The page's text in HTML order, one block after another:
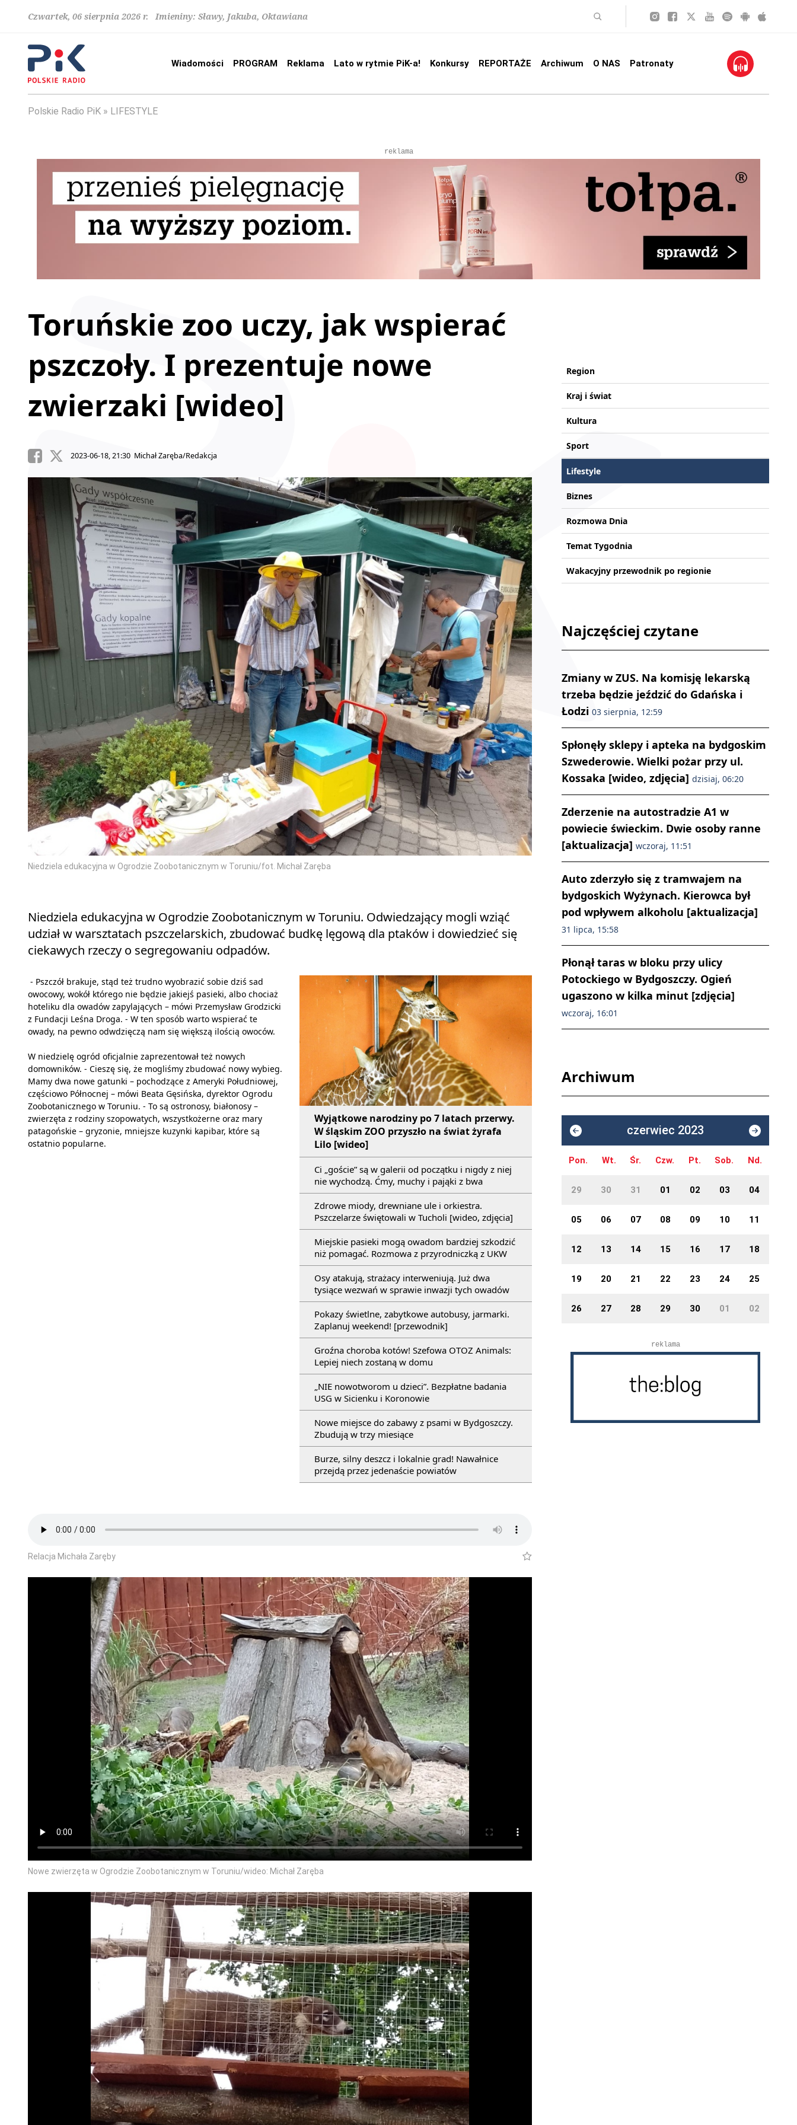
Czwartek, 06 sierpnia 2026 r. Imieniny: Sławy, Jakuba, Oktawiana
Wiadomości PROGRAM Reklama Lato w rytmie PiK-a! Konkursy REPORTAŻE Archiwum O NAS Patronaty
Polskie Radio PiK LIFESTYLE
reklama
Toruńskie zoo uczy, jak wspierać
pszczoły. I prezentuje nowe
zwierzaki [wideo]
2023-06-18, 21:30 Michał Zaręba/Redakcja
Niedziela edukacyjna w Ogrodzie Zoobotanicznym w Toruniu/fot. Michał Zaręba
Niedziela edukacyjna w Ogrodzie Zoobotanicznym w Toruniu. Odwiedzający mogli wziąć
udział w warsztatach pszczelarskich, zbudować budkę lęgową dla ptaków i dowiedzieć się
ciekawych rzeczy o segregowaniu odpadów.
Wyjątkowe narodziny po 7 latach przerwy.
W śląskim ZOO przyszło na świat żyrafa
Lilo [wideo]
Ci „goście” są w galerii od początku i nigdy z niej
nie wychodzą. Ćmy, muchy i pająki z bwa
Zdrowe miody, drewniane ule i orkiestra.
Pszczelarze świętowali w Tucholi [wideo, zdjęcia]
Miejskie pasieki mogą owadom bardziej szkodzić
niż pomagać. Rozmowa z przyrodniczką z UKW
Osy atakują, strażacy interweniują. Już dwa
tysiące wezwań w sprawie inwazji tych owadów
Pokazy świetlne, zabytkowe autobusy, jarmarki.
Zaplanuj weekend! [przewodnik]
Groźna choroba kotów! Szefowa OTOZ Animals:
Lepiej niech zostaną w domu
„NIE nowotworom u dzieci”. Bezpłatne badania
USG w Sicienku i Koronowie
Nowe miejsce do zabawy z psami w Bydgoszczy.
Zbudują w trzy miesiące
Burze, silny deszcz i lokalnie grad! Nawałnice
przejdą przez jedenaście powiatów
- Pszczół brakuje, stąd też trudno wyobrazić sobie dziś sad
owocowy, wokół którego nie będzie jakiejś pasieki, albo chociaż
hoteliku dla owadów zapylających – mówi Przemysław Grodzicki
z Fundacji Leśna Droga. - W ten sposób warto wspierać te
owady, na pewno odwdzięczą nam się większą ilością owoców.
W niedzielę ogród oficjalnie zaprezentował też nowych
domowników. - Cieszę się, że mogliśmy zbudować nowy wybieg.
Mamy dwa nowe gatunki – pochodzące z Ameryki Południowej,
częściowo Północnej – mówi Beata Gęsińska, dyrektor Ogrodu
Zoobotanicznego w Toruniu. - To są ostronosy, białonosy –
zwierzęta z rodziny szopowatych, wszystkożerne oraz mary
patagońskie – gryzonie, mniejsze kuzynki kapibar, które są
ostatnio popularne.
Relacja Michała Zaręby
Nowe zwierzęta w Ogrodzie Zoobotanicznym w Toruniu/wideo: Michał Zaręba
Region
Kraj i świat
Kultura
Sport
Lifestyle
Biznes
Rozmowa Dnia
Temat Tygodnia
Wakacyjny przewodnik po regionie
Najczęściej czytane
Zmiany w ZUS. Na komisję lekarską
trzeba będzie jeździć do Gdańska i
Łodzi 03 sierpnia, 12:59
Spłonęły sklepy i apteka na bydgoskim
Szwederowie. Wielki pożar przy ul.
Kossaka [wideo, zdjęcia] dzisiaj, 06:20
Zderzenie na autostradzie A1 w
powiecie świeckim. Dwie osoby ranne
[aktualizacja] wczoraj, 11:51
Auto zderzyło się z tramwajem na
bydgoskich Wyżynach. Kierowca był
pod wpływem alkoholu [aktualizacja]
31 lipca, 15:58
Płonął taras w bloku przy ulicy
Potockiego w Bydgoszczy. Ogień
ugaszono w kilka minut [zdjęcia]
wczoraj, 16:01
Archiwum
czerwiec 2023
Pon. Wt. Śr. Czw. Pt. Sob. Nd.
29 30 31 01 02 03 04
05 06 07 08 09 10 11
12 13 14 15 16 17 18
19 20 21 22 23 24 25
26 27 28 29 30 01 02
reklama